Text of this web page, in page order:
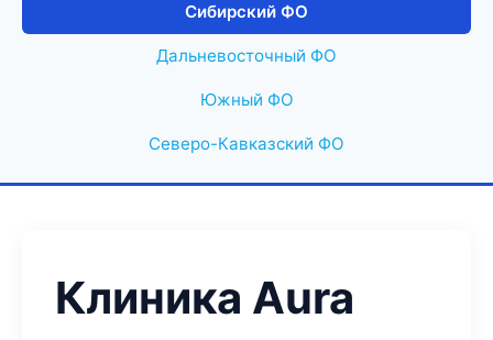
Сибирский ФО
Дальневосточный ФО
Южный ФО
Северо-Кавказский ФО
Клиника Aura